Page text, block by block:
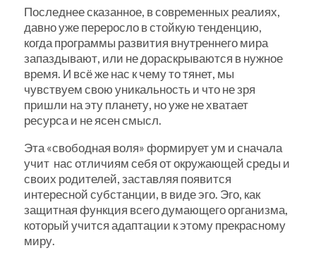
Последнее сказанное, в современных реалиях,
давно уже переросло в стойкую тенденцию,
когда программы развития внутреннего мира
запаздывают, или не дораскрываются в нужное
время. И всё же нас к чему то тянет, мы
чувствуем свою уникальность и что не зря
пришли на эту планету, но уже не хватает
ресурса и не ясен смысл.
Эта «свободная воля» формирует ум и сначала
учит нас отличиям себя от окружающей среды и
своих родителей, заставляя появится
интересной субстанции, в виде эго. Эго, как
защитная функция всего думающего организма,
который учится адаптации к этому прекрасному
миру.